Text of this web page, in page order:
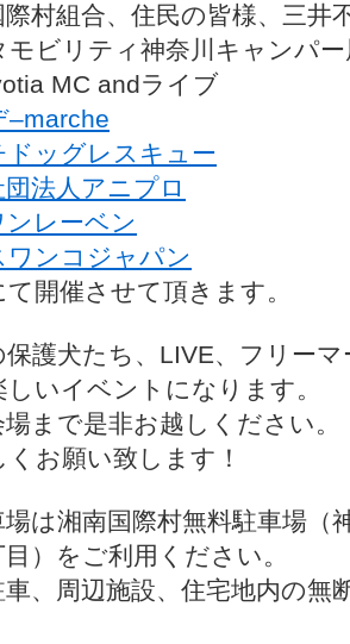
際村組合、住民の皆様、三井
モビリティ神奈川キャンパ
MC andライブ
–marche
ドッグレスキュー
団法人アニプロ
ンレーベン
ワンコジャパン
て開催させて頂きます。
保護犬たち、LIVE、フリー
しいイベントになります。
場まで是非お越しください。
くお願い致します！
は湘南国際村無料駐車場（
）をご利用ください。
車、周辺施設、住宅地内の無